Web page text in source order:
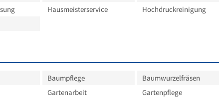
Hausmeisterservice
Hochdruckreinigung
Baumpflege
Baumwurzelfräsen
Gartenarbeit
Gartenpflege